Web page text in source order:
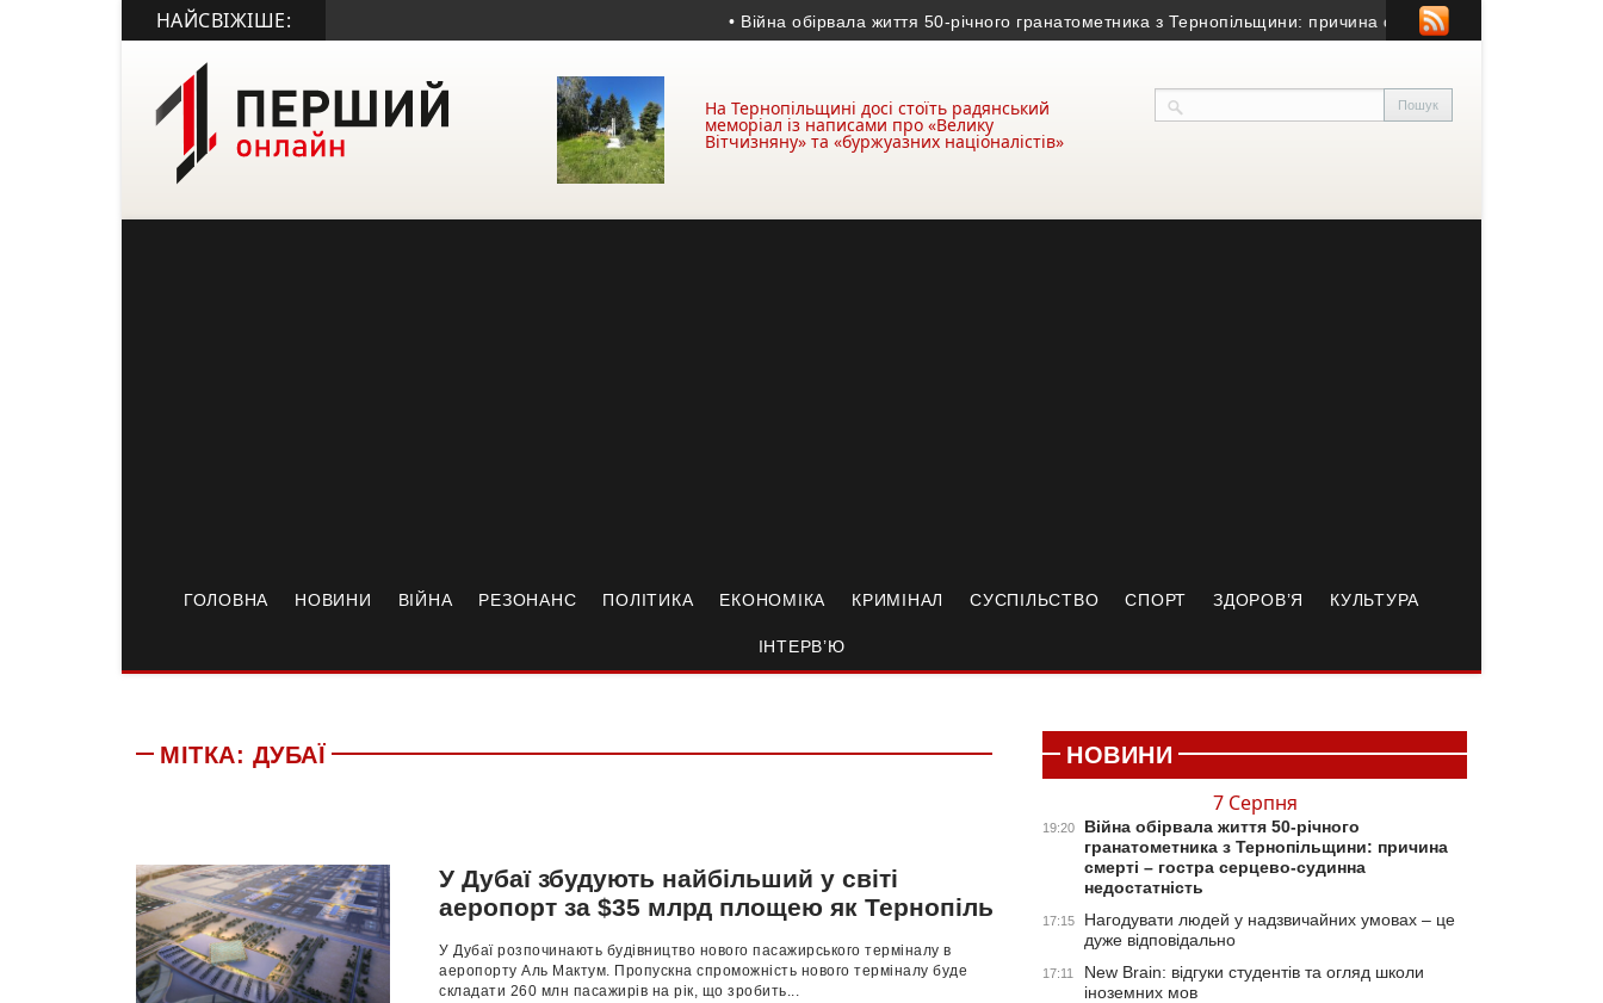
НАЙСВІЖІШЕ: • Війна обірвала життя 50-річного гранатометника з Тернопільщини: причина смерті – гостра серцево-
На Тернопільщині досі стоїть радянський
меморіал із написами про «Велику
Вітчизняну» та «буржуазних націоналістів»
ГОЛОВНА НОВИНИ ВІЙНА РЕЗОНАНС ПОЛІТИКА ЕКОНОМІКА КРИМІНАЛ СУСПІЛЬСТВО СПОРТ ЗДОРОВ’Я КУЛЬТУРА
ІНТЕРВ’Ю
МІТКА: ДУБАЇ
У Дубаї збудують найбільший у світі
аеропорт за $35 млрд площею як Тернопіль
У Дубаї розпочинають будівництво нового пасажирського терміналу в
аеропорту Аль Мактум. Пропускна спроможність нового терміналу буде
складати 260 млн пасажирів на рік, що зробить...
НОВИНИ
7 Серпня
19:20
Війна обірвала життя 50-річного
гранатометника з Тернопільщини: причина
смерті – гостра серцево-судинна
недостатність
17:15
Нагодувати людей у надзвичайних умовах – це
дуже відповідально
17:11
New Brain: відгуки студентів та огляд школи
іноземних мов